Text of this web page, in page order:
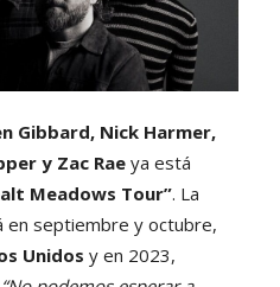
Gibbard, Nick Harmer,
y Zac Rae ya está
Meadows Tour”. La
en septiembre y octubre,
Unidos y en 2023,